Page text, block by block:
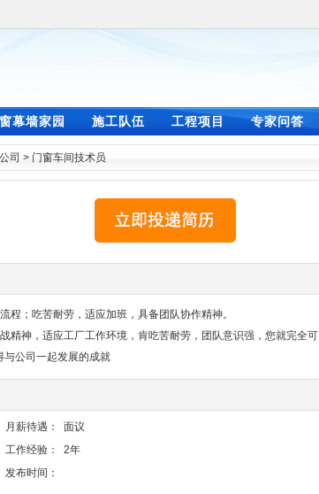
幕墙家园 施工队伍 工程项目 专家问答
司 > 门窗车间技术员
程；吃苦耐劳，适应加班，具备团队协作精神。
精神，适应工厂工作环境，肯吃苦耐劳，团队意识强，您就完全可
与公司一起发展的成就
月薪待遇：
面议
工作经验：
2年
发布时间：